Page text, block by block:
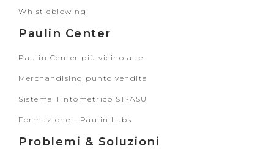
Whistleblowing
Paulin Center
Paulin Center più vicino a te
Merchandising punto vendita
Sistema Tintometrico ST-ASU
Formazione - Paulin Labs
Problemi & Soluzioni